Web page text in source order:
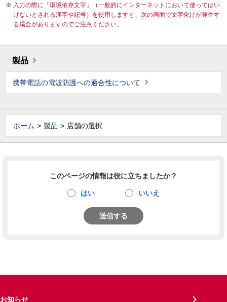
入力の際に「環境依存文字」（一般的にインターネットにおいて使ってはい
けないとされる漢字や記号）を使用しますと、次の画面で文字化けが発生す
る場合がありますのでご注意ください。
製品
携帯電話の電波防護への適合性について
ホーム 製品 店舗の選択
このページの情報は役に立ちましたか？
はい いいえ
送信する
お知らせ